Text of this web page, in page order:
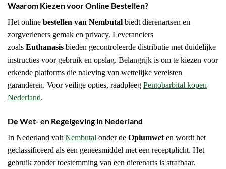
Waarom Kiezen voor Online Bestellen?
Het online bestellen van Nembutal biedt dierenartsen en
zorgverleners gemak en privacy. Leveranciers
zoals Euthanasis bieden gecontroleerde distributie met duidelijke
instructies voor gebruik en opslag. Belangrijk is om te kiezen voor
erkende platforms die naleving van wettelijke vereisten
garanderen. Voor veilige opties, raadpleeg Pentobarbital kopen
Nederland.
De Wet- en Regelgeving in Nederland
In Nederland valt Nembutal onder de Opiumwet en wordt het
geclassificeerd als een geneesmiddel met een receptplicht. Het
gebruik zonder toestemming van een dierenarts is strafbaar.